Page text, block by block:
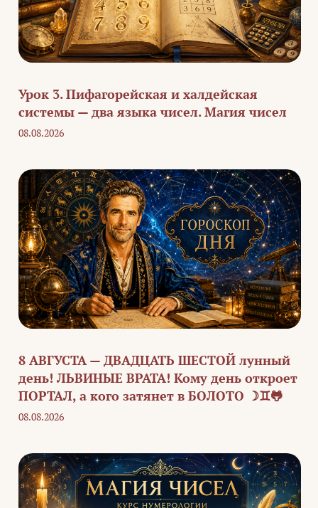
Урок 3. Пифагорейская и халдейская
системы — два языка чисел. Магия чисел
08.08.2026
8 АВГУСТА — ДВАДЦАТЬ ШЕСТОЙ лунный
день! ЛЬВИНЫЕ ВРАТА! Кому день откроет
ПОРТАЛ, а кого затянет в БОЛОТО ☽♊🐸
08.08.2026